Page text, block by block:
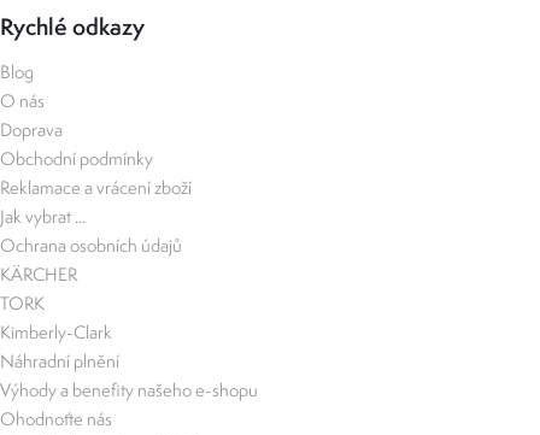
Rychlé odkazy
Blog
O nás
Doprava
Obchodní podmínky
Reklamace a vrácení zboží
Jak vybrat ...
Ochrana osobních údajů
KÄRCHER
TORK
Kimberly-Clark
Náhradní plnění
Výhody a benefity našeho e-shopu
Ohodnoťte nás